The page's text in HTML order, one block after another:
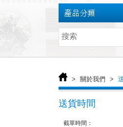
> 關於我們 >
送貨時間
截單時間：